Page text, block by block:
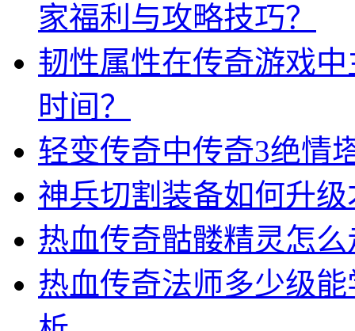
家福利与攻略技巧？
韧性属性在传奇游戏
时间？
轻变传奇中传奇3绝情
神兵切割装备如何升
热血传奇骷髅精灵怎
热血传奇法师多少级